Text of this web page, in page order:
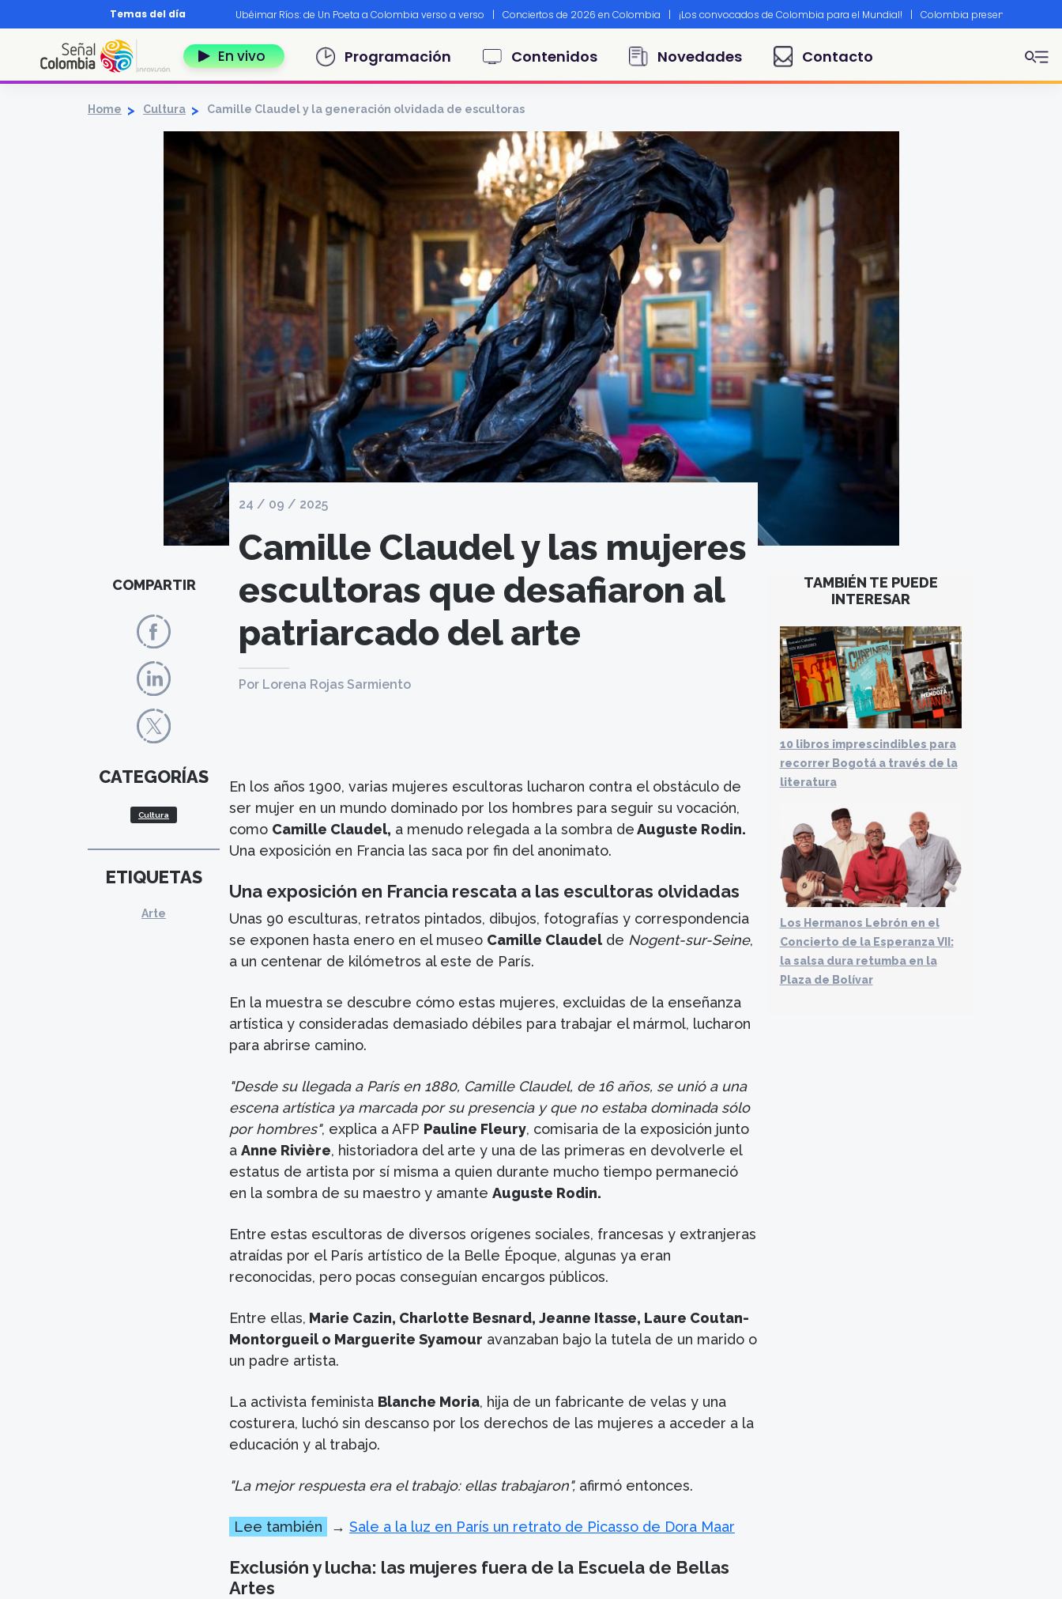
Pasar al contenido principal
Temas del día
Diccionario nariñense | Murió Leo Dan Ubéimar Ríos: de Un Poeta a Colombia verso a verso | Conciertos de 2026 en Colombia | ¡Los convocados de Colombia para el Mundial! | Colombia presente en
En vivo Navegación principalProgramación Contenidos Novedades Contacto
Home Cultura Camille Claudel y la generación olvidada de escultoras
COMPARTIR
CATEGORÍAS
Cultura
ETIQUETAS
Arte
24 / 09 / 2025
Camille Claudel y las mujeres
escultoras que desafiaron al
patriarcado del arte
Por Lorena Rojas Sarmiento
En los años 1900, varias mujeres escultoras lucharon contra el obstáculo de
ser mujer en un mundo dominado por los hombres para seguir su vocación,
como Camille Claudel, a menudo relegada a la sombra deAuguste Rodin.
Una exposición en Francia las saca por fin del anonimato.
Una exposición en Francia rescata a las escultoras olvidadas
Unas 90 esculturas, retratos pintados, dibujos, fotografías y correspondencia
se exponen hasta enero en el museo Camille Claudel de Nogent-sur-Seine,
a un centenar de kilómetros al este de París.
En la muestra se descubre cómo estas mujeres, excluidas de la enseñanza
artística y consideradas demasiado débiles para trabajar el mármol, lucharon
para abrirse camino.
"Desde su llegada a París en 1880, Camille Claudel, de 16 años, se unió a una
escena artística ya marcada por su presencia y que no estaba dominada sólo
por hombres", explica a AFP Pauline Fleury, comisaria de la exposición junto
a Anne Rivière, historiadora del arte y una de las primeras en devolverle el
estatus de artista por sí misma a quien durante mucho tiempo permaneció
en la sombra de su maestro y amante Auguste Rodin.
Entre estas escultoras de diversos orígenes sociales, francesas y extranjeras
atraídas por el París artístico de la Belle Époque, algunas ya eran
reconocidas, pero pocas conseguían encargos públicos.
Entre ellas, Marie Cazin, Charlotte Besnard, Jeanne Itasse, Laure Coutan-
Montorgueil o Marguerite Syamour avanzaban bajo la tutela de un marido o
un padre artista.
La activista feminista Blanche Moria, hija de un fabricante de velas y una
costurera, luchó sin descanso por los derechos de las mujeres a acceder a la
educación y al trabajo.
"La mejor respuesta era el trabajo: ellas trabajaron", afirmó entonces.
Lee también → Sale a la luz en París un retrato de Picasso de Dora Maar
Exclusión y lucha: las mujeres fuera de la Escuela de Bellas
Artes
TAMBIÉN TE PUEDE
INTERESAR
10 libros imprescindibles para
recorrer Bogotá a través de la
literatura
Los Hermanos Lebrón en el
Concierto de la Esperanza VII:
la salsa dura retumba en la
Plaza de Bolívar